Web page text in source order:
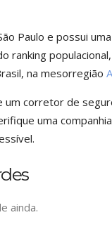
Paulo e possui
ranking
na mesorregião
corretor de
uma
ainda.